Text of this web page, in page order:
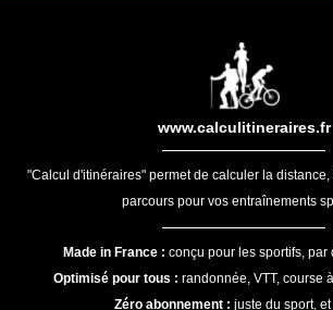
www.calculitineraires.fr
"Calcul d'itinéraires" permet de calculer la
parcours pour vos entraînements
Made in France : conçu pour les sportifs, par
Optimisé pour tous : randonnée, VTT, course
Zéro abonnement : juste du sport,